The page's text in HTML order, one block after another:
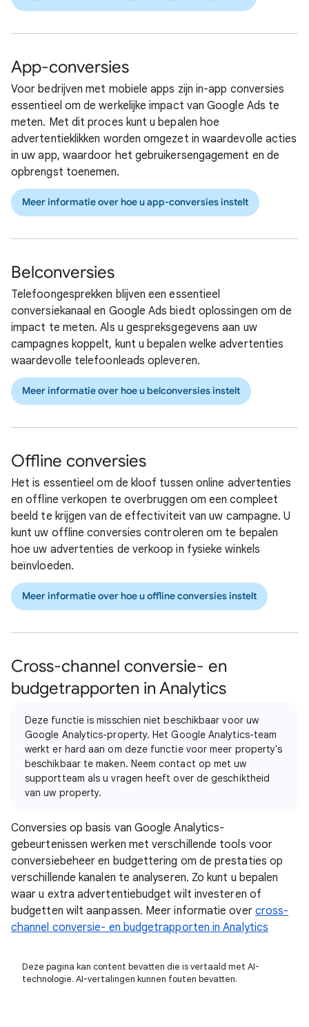
App-conversies
Voor bedrijven met mobiele apps zijn in-app conversies
essentieel om de werkelijke impact van Google Ads te
meten. Met dit proces kunt u bepalen hoe
advertentieklikken worden omgezet in waardevolle acties
in uw app, waardoor het gebruikersengagement en de
opbrengst toenemen.
Meer informatie over hoe u app-conversies instelt
Belconversies
Telefoongesprekken blijven een essentieel
conversiekanaal en Google Ads biedt oplossingen om de
impact te meten. Als u gespreksgegevens aan uw
campagnes koppelt, kunt u bepalen welke advertenties
waardevolle telefoonleads opleveren.
Meer informatie over hoe u belconversies instelt
Offline conversies
Het is essentieel om de kloof tussen online advertenties
en offline verkopen te overbruggen om een compleet
beeld te krijgen van de effectiviteit van uw campagne. U
kunt uw offline conversies controleren om te bepalen
hoe uw advertenties de verkoop in fysieke winkels
beïnvloeden.
Meer informatie over hoe u offline conversies instelt
Cross-channel conversie- en
budgetrapporten in Analytics
Deze functie is misschien niet beschikbaar voor uw
Google Analytics-property. Het Google Analytics-team
werkt er hard aan om deze functie voor meer property's
beschikbaar te maken. Neem contact op met uw
supportteam als u vragen heeft over de geschiktheid
van uw property.
Conversies op basis van Google Analytics-
gebeurtenissen werken met verschillende tools voor
conversiebeheer en budgettering om de prestaties op
verschillende kanalen te analyseren. Zo kunt u bepalen
waar u extra advertentiebudget wilt investeren of
budgetten wilt aanpassen. Meer informatie over cross-
channel conversie- en budgetrapporten in Analytics
Deze pagina kan content bevatten die is vertaald met AI-
technologie. AI-vertalingen kunnen fouten bevatten.